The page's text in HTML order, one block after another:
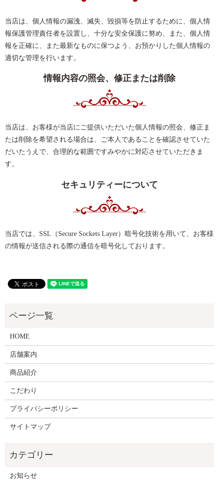
当店は、個人情報の漏洩、滅失、毀損等を防止するために、個人情
報保護管理責任者を設置し、十分な安全保護に努め、また、個人情
報を正確に、また最新なものに保つよう、お預かりした個人情報の
適切な管理を行います。
情報内容の照会、修正または削除
当店は、お客様が当店にご提供いただいた個人情報の照会、修正ま
たは削除を希望される場合は、ご本人であることを確認させていた
だいたうえで、合理的な範囲ですみやかに対応させていただきま
す。
セキュリティーについて
当店では、SSL（Secure Sockets Layer）暗号化技術を用いて、お客様
の情報が送信される際の通信を暗号化しております。
HOME
店舗案内
商品紹介
こだわり
プライバシーポリシー
サイトマップ
お知らせ